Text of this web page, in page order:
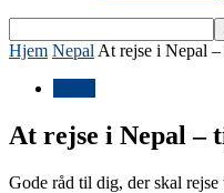
Hjem Nepal At rejse i Nepal
At rejse i Nepal –
Gode råd til dig, der skal